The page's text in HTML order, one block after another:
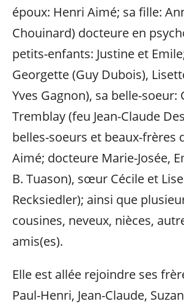
époux: Henri Aimé; sa fille:
Chouinard) docteure en
petits-enfants: Justine et
Georgette (Guy Dubois),
Yves Gagnon), sa belle-soeur:
Tremblay (feu Jean-Claude
belles-soeurs et beaux-frères
Aimé; docteure Marie-Josée,
B. Tuason), sœur Cécile et
Recksiedler); ainsi que
cousines, neveux, nièces,
amis(es).
Elle est allée rejoindre ses
Paul-Henri, Jean-Claude,